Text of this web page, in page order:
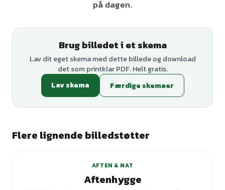
på dagen.
Brug billedet i et skema
Lav dit eget skema med dette billede og download
det som printklar PDF. Helt gratis.
Lav skema
Færdige skemaer
Flere lignende billedstøtter
AFTEN & NAT
Aftenhygge